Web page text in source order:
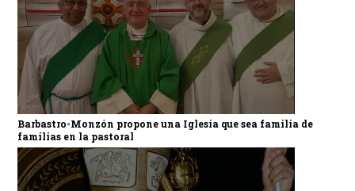
Barbastro-Monzón propone una Iglesia que sea familia de
familias en la pastoral